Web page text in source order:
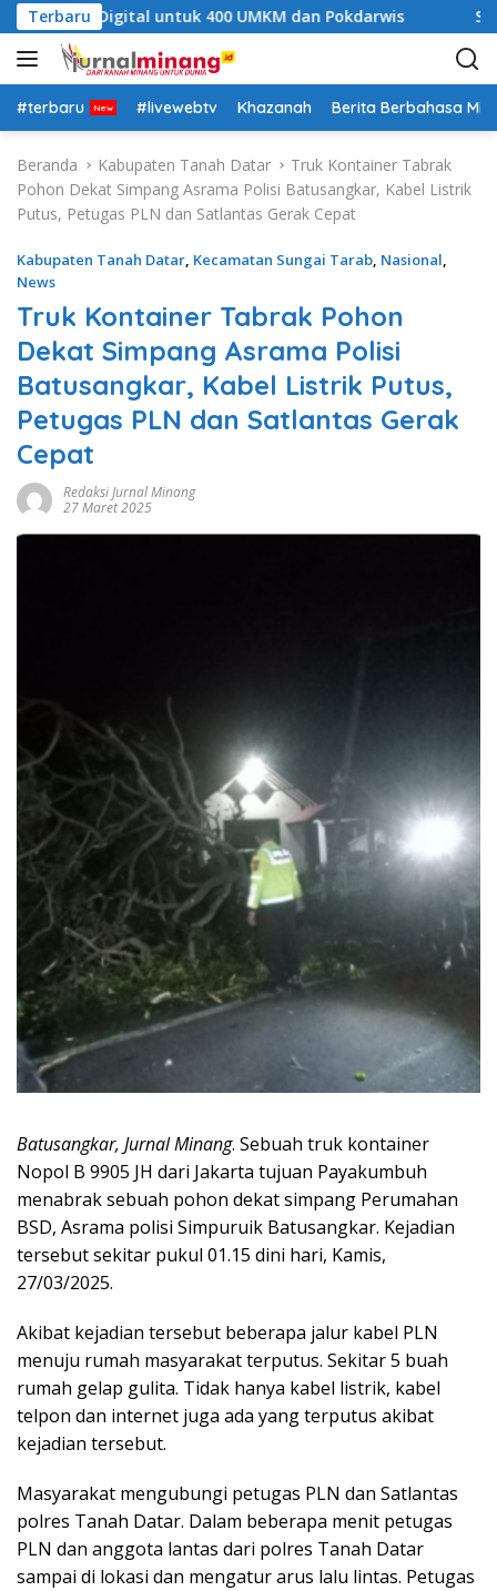
a
g
u
TerbaruDigital untuk 400 UMKM dan Pokdarwis
#terbaru #livewebtv Khazanah Berita Berbahasa
Beranda Kabupaten Tanah Datar
Truk Kontainer Tabrak
Pohon Dekat Simpang Asrama Polisi Batusangkar, Kabel Listrik
Putus, Petugas PLN dan Satlantas Gerak Cepat
Kabupaten Tanah Datar, Kecamatan Sungai Tarab, Nasional,
News
Truk Kontainer Tabrak Pohon
Dekat Simpang Asrama Polisi
Batusangkar, Kabel Listrik Putus,
Petugas PLN dan Satlantas Gerak
Cepat
Redaksi Jurnal Minang
27 Maret 2025
Batusangkar, Jurnal Minang. Sebuah truk kontainer
Nopol B 9905 JH dari Jakarta tujuan Payakumbuh
menabrak sebuah pohon dekat simpang Perumahan
BSD, Asrama polisi Simpuruik Batusangkar. Kejadian
tersebut sekitar pukul 01.15 dini hari, Kamis,
27/03/2025.
Akibat kejadian tersebut beberapa jalur kabel PLN
menuju rumah masyarakat terputus. Sekitar 5 buah
rumah gelap gulita. Tidak hanya kabel listrik, kabel
telpon dan internet juga ada yang terputus akibat
kejadian tersebut.
Masyarakat mengubungi petugas PLN dan Satlantas
polres Tanah Datar. Dalam beberapa menit petugas
PLN dan anggota lantas dari polres Tanah Datar
sampai di lokasi dan mengatur arus lalu lintas. Petugas